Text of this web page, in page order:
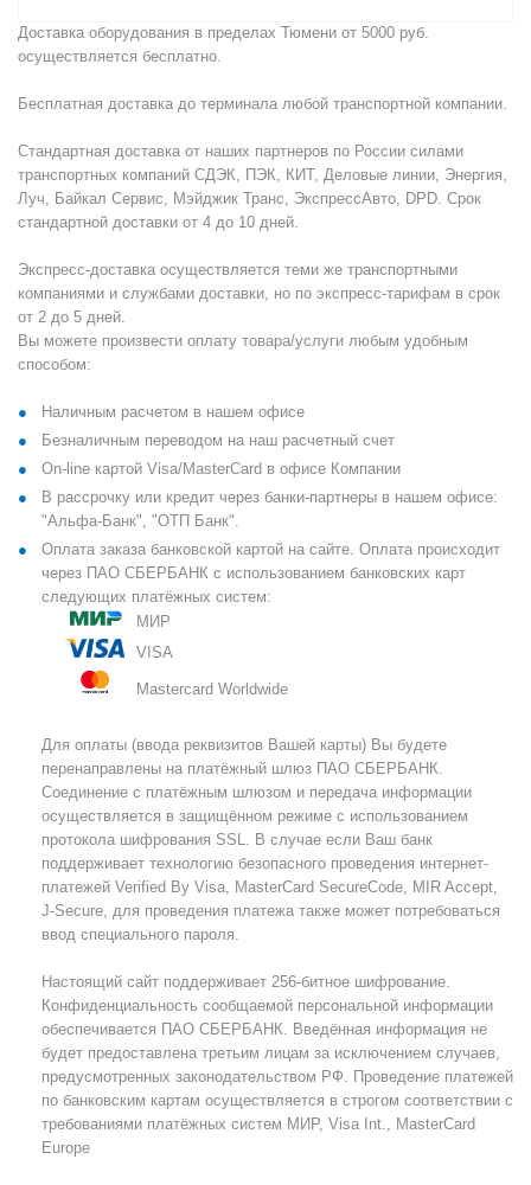
Доставка оборудования в пределах Тюмени от 5000 руб.
осуществляется бесплатно.
Бесплатная доставка до терминала любой транспортной компании.
Стандартная доставка от наших партнеров по России силами
транспортных компаний СДЭК, ПЭК, КИТ, Деловые линии, Энергия,
Луч, Байкал Сервис, Мэйджик Транс, ЭкспрессАвто, DPD. Срок
стандартной доставки от 4 до 10 дней.
Экспресс-доставка осуществляется теми же транспортными
компаниями и службами доставки, но по экспресс-тарифам в срок
от 2 до 5 дней.
Вы можете произвести оплату товара/услуги любым удобным
способом:
Наличным расчетом в нашем офисе
Безналичным переводом на наш расчетный счет
On-line картой Visa/MasterCard в офисе Компании
В рассрочку или кредит через банки-партнеры в нашем офисе:
"Альфа-Банк", "ОТП Банк".
Оплата заказа банковской картой на сайте. Оплата происходит
через ПАО СБЕРБАНК с использованием банковских карт
следующих платёжных систем:
МИР
VISA
Mastercard Worldwide
Для оплаты (ввода реквизитов Вашей карты) Вы будете
перенаправлены на платёжный шлюз ПАО СБЕРБАНК.
Соединение с платёжным шлюзом и передача информации
осуществляется в защищённом режиме с использованием
протокола шифрования SSL. В случае если Ваш банк
поддерживает технологию безопасного проведения интернет-
платежей Verified By Visa, MasterCard SecureCode, MIR Accept,
J-Secure, для проведения платежа также может потребоваться
ввод специального пароля.
Настоящий сайт поддерживает 256-битное шифрование.
Конфиденциальность сообщаемой персональной информации
обеспечивается ПАО СБЕРБАНК. Введённая информация не
будет предоставлена третьим лицам за исключением случаев,
предусмотренных законодательством РФ. Проведение платежей
по банковским картам осуществляется в строгом соответствии с
требованиями платёжных систем МИР, Visa Int., MasterCard
Europe